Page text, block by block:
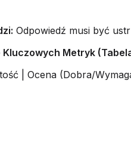
Odpowiedź musi być
Kluczowych Metryk
| Ocena (Dobra/